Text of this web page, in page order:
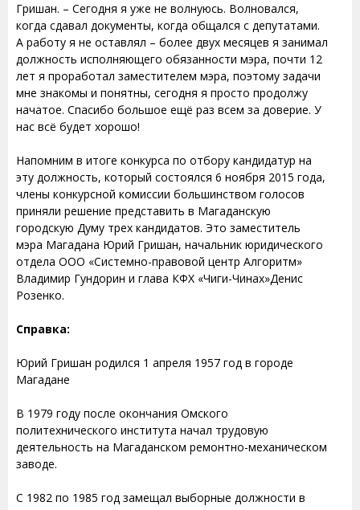
Гришан. – Сегодня я уже не волнуюсь. Волновался,
когда сдавал документы, когда общался с депутатами.
А работу я не оставлял – более двух месяцев я занимал
должность исполняющего обязанности мэра, почти 12
лет я проработал заместителем мэра, поэтому задачи
мне знакомы и понятны, сегодня я просто продолжу
начатое. Спасибо большое ещё раз всем за доверие. У
нас всё будет хорошо!
Напомним в итоге конкурса по отбору кандидатур на
эту должность, который состоялся 6 ноября 2015 года,
члены конкурсной комиссии большинством голосов
приняли решение представить в Магаданскую
городскую Думу трех кандидатов. Это заместитель
мэра Магадана Юрий Гришан, начальник юридического
отдела ООО «Системно-правовой центр Алгоритм»
Владимир Гундорин и глава КФХ «Чиги-Чинах»Денис
Розенко.
Справка:
Юрий Гришан родился 1 апреля 1957 год в городе
Магадане
В 1979 году после окончания Омского
политехнического института начал трудовую
деятельность на Магаданском ремонтно-механическом
заводе.
С 1982 по 1985 год замещал выборные должности в